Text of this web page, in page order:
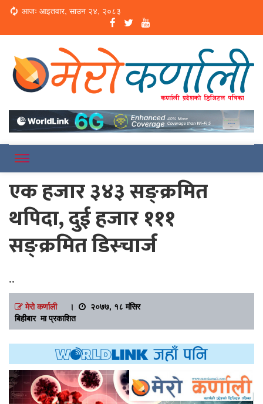
Loading...
आजः आइतवार, साउन २४, २०८३
Merokarnali
एक हजार ३४३ सङ्क्रमित
थपिदा, दुई हजार १११
सङ्क्रमित डिस्चार्ज
..
मेरो कर्णाली।
२०७७, १८ मंसिर
बिहीबार मा प्रकाशित